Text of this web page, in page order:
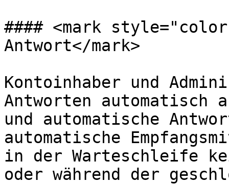
#### <mark
Antwort</mark>
Kontoinhaber und
Antworten
und automatische
automatische
in der Warteschleife
oder während der